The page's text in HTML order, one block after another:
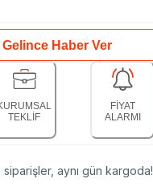
Haber Ver
TEKLİF
FİYAT
ALARMI
aynı gün kargoda!